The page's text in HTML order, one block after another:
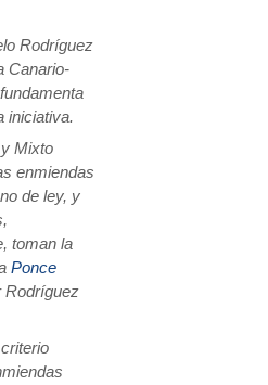
Rodríguez
Canario-
iniciativa.
Mixto
enmiendas
de ley, y
toman la
Ponce
Rodríguez